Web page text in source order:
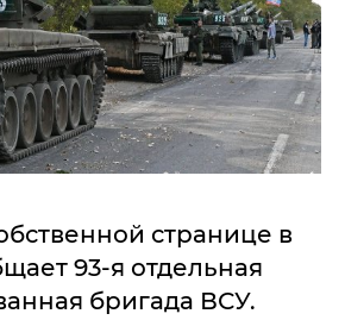
странице в
93-я отдельная
бригада ВСУ.